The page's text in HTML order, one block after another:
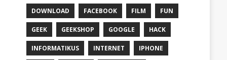
DOWNLOAD FACEBOOK FILM FUN
GEEK GEEKSHOP GOOGLE HACK
INFORMATIKUS INTERNET IPHONE